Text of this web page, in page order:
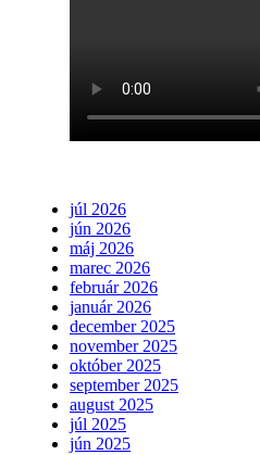
júl 2026
jún 2026
máj 2026
marec 2026
február 2026
január 2026
december 2025
november 2025
október 2025
september 2025
august 2025
júl 2025
jún 2025